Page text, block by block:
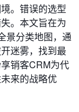
。错误的选型
。本文旨在为
景分类地图，通
迷雾，找到最
销客CRM为代
来的战略优